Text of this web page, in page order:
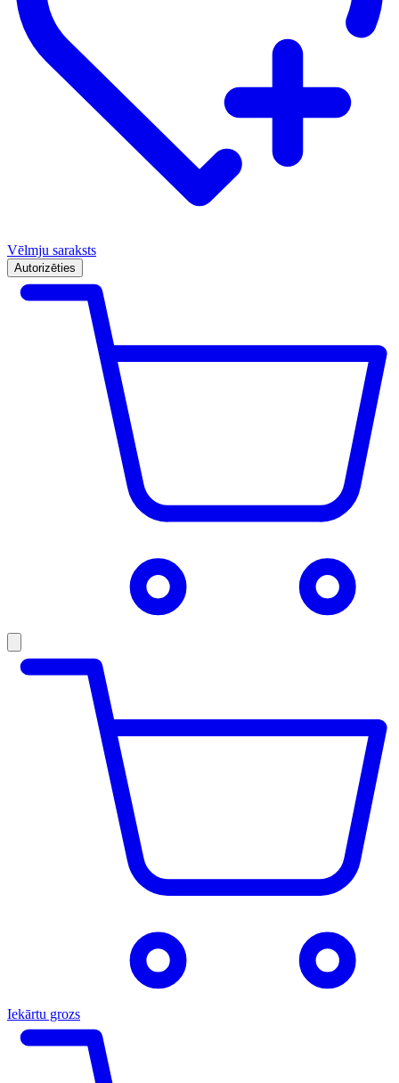
Vēlmju saraksts
Autorizēties
Iekārtu grozs